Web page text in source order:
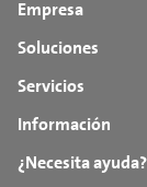
Empresa
Soluciones
Servicios
Información
¿Necesita ayuda?